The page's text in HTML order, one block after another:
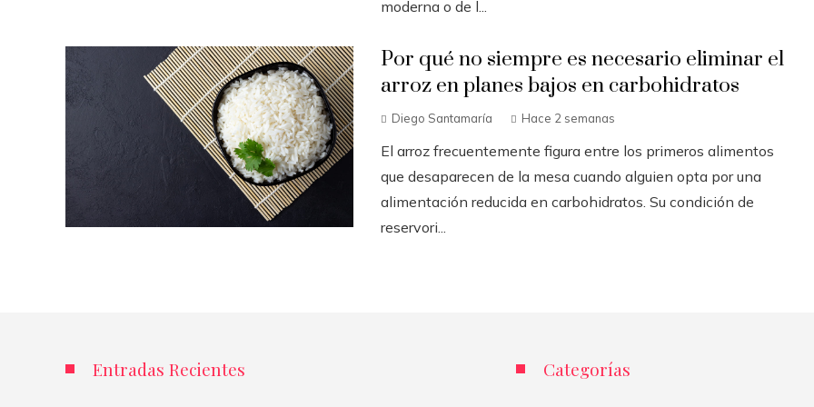
moderna o de l...
Por qué no siempre es necesario eliminar el
arroz en planes bajos en carbohidratos
Diego Santamaría Hace 2 semanas
El arroz frecuentemente figura entre los primeros alimentos
que desaparecen de la mesa cuando alguien opta por una
alimentación reducida en carbohidratos. Su condición de
reservori...
Entradas Recientes Categorías